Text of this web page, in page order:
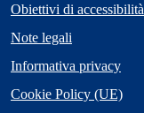
Obiettivi di accessibilità
Note legali
Informativa privacy
Cookie Policy (UE)